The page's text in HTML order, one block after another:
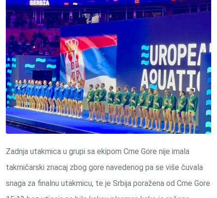
Zadnja utakmica u grupi sa ekipom Crne Gore nije imala
takmičarski znacaj zbog gore navedenog pa se više čuvala
snaga za finalnu utakmicu, te je Srbija poražena od Crne Gore